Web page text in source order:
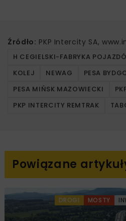
Źródło: PKP Intercity SA,
H CEGIELSKI-FABRYKA
KOLEJ
NEWAG
PESA
PESA MIŃSK MAZOWIECKI
PKP INTERCITY REMTRAK
Powiązane
DROGI MOSTY